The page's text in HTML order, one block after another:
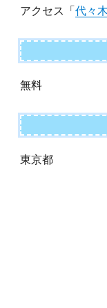
アクセス「代々
無料
東京都